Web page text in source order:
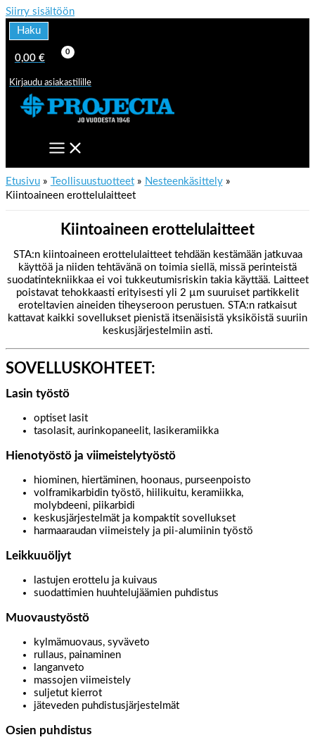
Siirry sisältöön
Haku
0,00 €
Kirjaudu asiakastilille
Etusivu Teollisuustuotteet
Nesteenkäsittely
Kiintoaineen erottelulaitteet
Kiintoaineen erottelulaitteet
STA:n kiintoaineen erottelulaitteet tehdään kestämään jatkuvaa
käyttöä ja niiden tehtävänä on toimia siellä, missä perinteistä
suodatintekniikkaa ei voi tukkeutumisriskin takia käyttää. Laitteet
poistavat tehokkaasti erityisesti yli 2 µm suuruiset partikkelit
eroteltavien aineiden tiheyseroon perustuen. STA:n ratkaisut
kattavat kaikki sovellukset pienistä itsenäisistä yksiköistä suuriin
keskusjärjestelmiin asti.
SOVELLUSKOHTEET:
Lasin työstö
optiset lasit
tasolasit, aurinkopaneelit, lasikeramiikka
Hienotyöstö ja viimeistelytyöstö
hiominen, hiertäminen, hoonaus, purseenpoisto
volframikarbidin työstö, hiilikuitu, keramiikka,
molybdeeni, piikarbidi
keskusjärjestelmät ja kompaktit sovellukset
harmaaraudan viimeistely ja pii-alumiinin työstö
Leikkuuöljyt
lastujen erottelu ja kuivaus
suodattimien huuhtelujäämien puhdistus
Muovaustyöstö
kylmämuovaus, syväveto
rullaus, painaminen
langanveto
massojen viimeistely
suljetut kierrot
jäteveden puhdistusjärjestelmät
Osien puhdistus